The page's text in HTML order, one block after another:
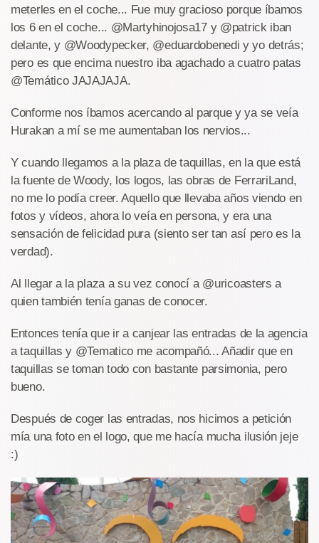
meterles en el coche... Fue muy gracioso porque íbamos
los 6 en el coche... @Martyhinojosa17 y @patrick iban
delante, y @Woodypecker, @eduardobenedi y yo detrás;
pero es que encima nuestro iba agachado a cuatro patas
@Temático JAJAJAJA.
Conforme nos íbamos acercando al parque y ya se veía
Hurakan a mí se me aumentaban los nervios...
Y cuando llegamos a la plaza de taquillas, en la que está
la fuente de Woody, los logos, las obras de FerrariLand,
no me lo podía creer. Aquello que llevaba años viendo en
fotos y vídeos, ahora lo veía en persona, y era una
sensación de felicidad pura (siento ser tan así pero es la
verdad).
Al llegar a la plaza a su vez conocí a @uricoasters a
quien también tenía ganas de conocer.
Entonces tenía que ir a canjear las entradas de la agencia
a taquillas y @Tematico me acompañó... Añadir que en
taquillas se toman todo con bastante parsimonia, pero
bueno.
Después de coger las entradas, nos hicimos a petición
mía una foto en el logo, que me hacía mucha ilusión jeje
:)